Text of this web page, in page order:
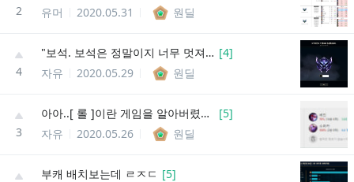
2
유머
2020.05.31 원딜
4
"보석. 보석은 정말이지 너무 멋져요. 정말로, 정말로, 정말 멋지죠." [4]
자유
2020.05.29 원딜
3
아아..[ 롤 ]이란 게임을 알아버렸다.. [5]
자유
2020.05.26 원딜
부캐 배치보는데 ㄹㅈㄷ [5]